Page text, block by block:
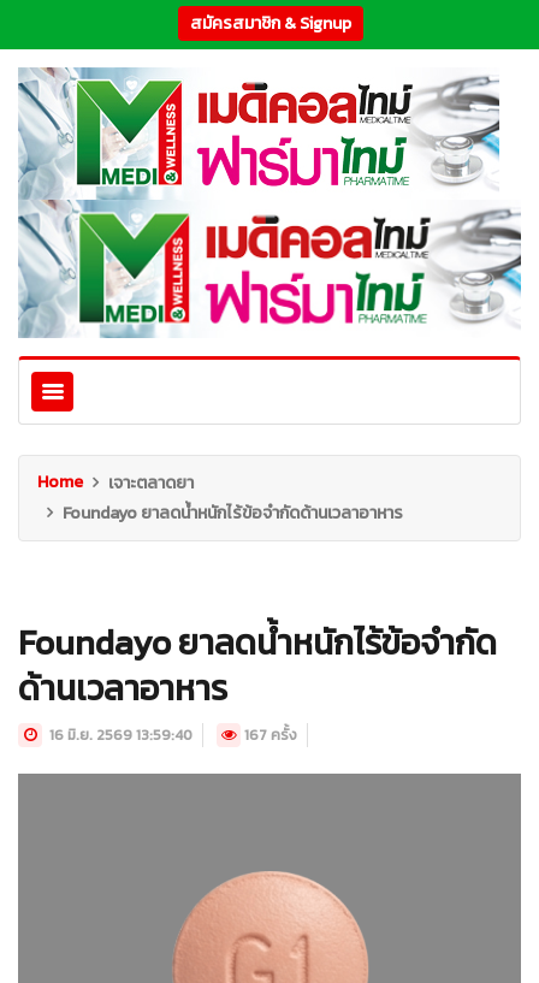
สมัครสมาชิก & Signup
Home
เจาะตลาดยา
Foundayo ยาลดน้ำหนักไร้ข้อจำกัดด้านเวลาอาหาร
Foundayo ยาลดน้ำหนักไร้ข้อจำกัด
ด้านเวลาอาหาร
16 มิ.ย. 2569 13:59:40 167 ครั้ง